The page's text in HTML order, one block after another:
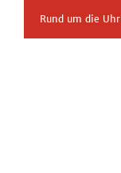
Rund um die